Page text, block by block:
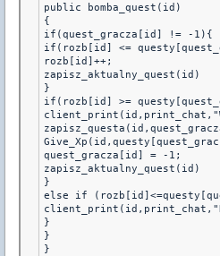
public bomba_quest(id)
{
if(quest_gracza[id] != -1){
if(rozb[id] <=
rozb[id]++;
zapisz_aktualny_quest(id)
}
if(rozb[id] >=
quest_gracza[id] = -1;
zapisz_aktualny_quest(id)
}
else if
}
}
}